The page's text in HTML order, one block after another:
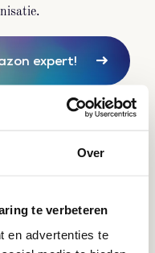
Over
te verbeteren
en advertenties te
expert!